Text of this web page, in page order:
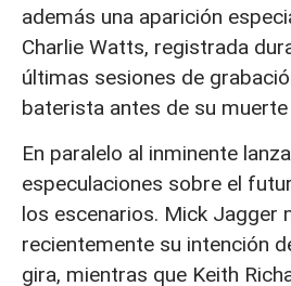
además una aparición
Charlie Watts, registrada
últimas sesiones de
baterista antes de su
En paralelo al inminente
especulaciones sobre el
los escenarios. Mick Jagger
recientemente su intención
gira, mientras que Keith